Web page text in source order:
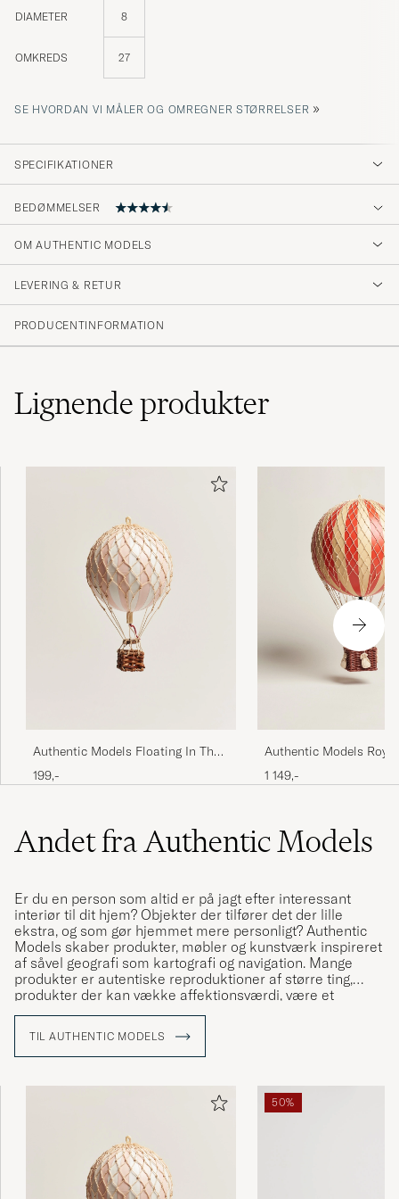
DIAMETER 8
OMKREDS 27
SE HVORDAN VI MÅLER OG OMREGNER STØRRELSER »
SPECIFIKATIONER
BEDØMMELSER
4.7
(27)
(0)
Rask levering
KØBTE PÅ CAREOFCARL.NO
Kjempefin og veldig forseggjort! Denne ble litt
liten for akkurat vårt formål så vi bestilte en
størrelse større :-)
KØBTE PÅ CAREOFCARL.NO
dekor på veggen.
JONAS K KØBTE PÅ CAREOFCARL.NO
Super schön, ein voller Erfolg 😃
It’s sooo cute!! Very small tho but that was
expected! It’s gonna be a gift for my sisters
babyshower so can’t wait to give it😍😍
VILDE L KØBTE PÅ CAREOFCARL.NO
OM AUTHENTIC MODELS
LEVERING & RETUR
PRODUCENTINFORMATION
Lignendeprodukter
Authentic Models Floating In The
Skies Balloon Light Pink
199,-
Authentic Models
Balloon True Red
1 149,-
Andet fra Authentic Models
Er du en person som altid er på jagt efter interessant
interiør til dit hjem? Objekter der tilfører det der lille
ekstra, og som gør hjemmet mere personligt? Authentic
Models skaber produkter, møbler og kunstværk inspireret
af såvel geografi som kartografi og navigation. Mange
produkter er autentiske reproduktioner af større ting,
produkter der kan vække affektionsværdi, være et
som er utrolig flot i børneværelset.
grundlagt i Amsterdam.
TIL AUTHENTIC MODELS
50%